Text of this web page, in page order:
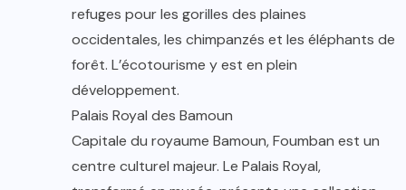
refuges pour les gorilles des plaines
occidentales, les chimpanzés et les éléphants de
forêt. L’écotourisme y est en plein
développement.
Palais Royal des Bamoun
Capitale du royaume Bamoun, Foumban est un
centre culturel majeur. Le Palais Royal,